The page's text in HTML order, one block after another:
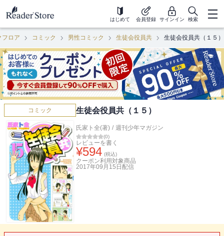
はじめて 会員登録 サインイン 検索
フロア コミック 男性コミック 生徒会役員共 生徒会役員共（１５）
コミック 生徒会役員共（１５）
氏家ト全(著) / 週刊少年マガジン
(0)
レビューを書く
¥594 (税込)
クーポン利用対象商品
2017年09月15日 配信